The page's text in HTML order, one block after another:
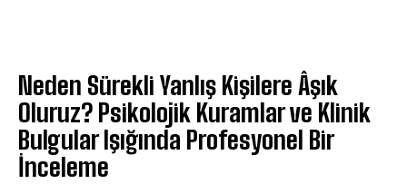
Neden Sürekli Yanlış Kişilere Âşık
Oluruz? Psikolojik Kuramlar ve Klinik
Bulgular Işığında Profesyonel Bir
İnceleme